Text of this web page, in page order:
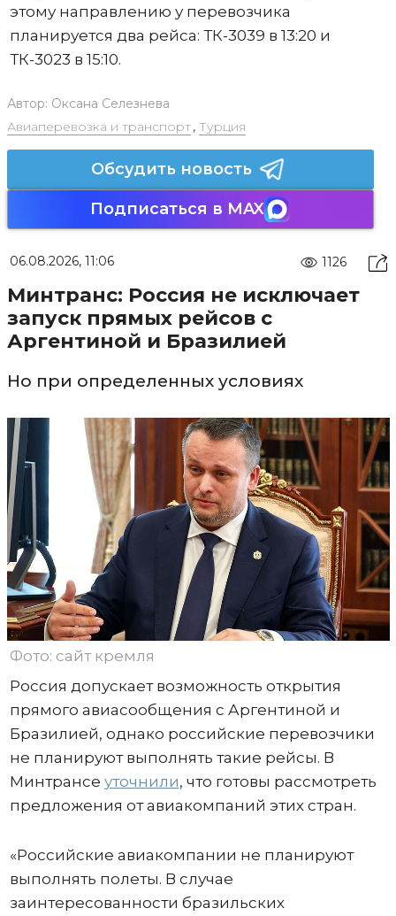
этому направлению у перевозчика
планируется два рейса: ТК-3039 в 13:20 и
ТК-3023 в 15:10.
Автор: Оксана Селезнева
Авиаперевозка и транспорт, Турция
Обсудить новость
Подписаться в MAX
06.08.2026, 11:06 1126
Минтранс: Россия не исключает
запуск прямых рейсов с
Аргентиной и Бразилией
Но при определенных условиях
Фото: сайт кремля
Россия допускает возможность открытия
прямого авиасообщения с Аргентиной и
Бразилией, однако российские перевозчики
не планируют выполнять такие рейсы. В
Минтрансе уточнили, что готовы рассмотреть
предложения от авиакомпаний этих стран.
«Российские авиакомпании не планируют
выполнять полеты. В случае
заинтересованности бразильских